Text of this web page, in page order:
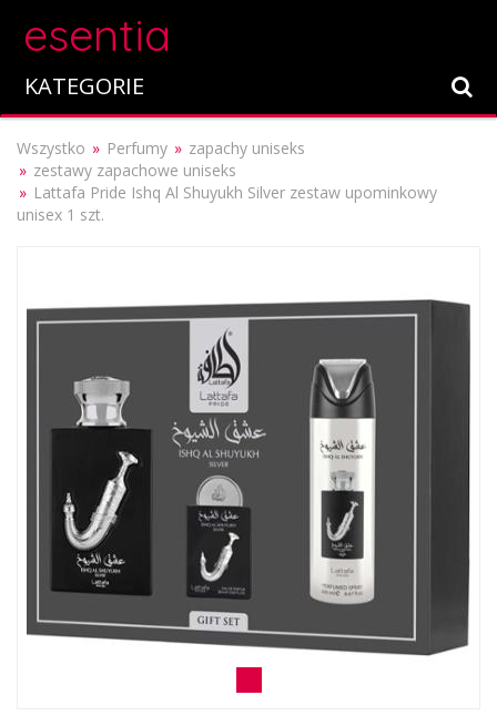
esentia
KATEGORIE
Wszystko Perfumy
zapachy uniseks
zestawy zapachowe uniseks
Lattafa Pride Ishq Al Shuyukh Silver zestaw upominkowy
unisex 1 szt.